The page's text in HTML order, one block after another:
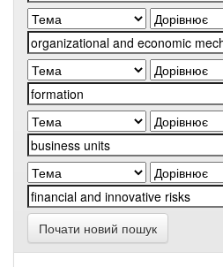
Почати новий пошук